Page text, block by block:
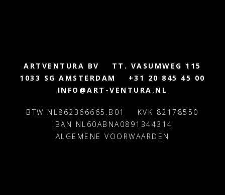
ARTVENTURA BV
TT. VASUMWEG 115
1033 SG AMSTERDAM
+31 20 845 45 00
INFO@ART-VENTURA.NL
BTW NL862366665.B01
KVK 82178550
IBAN NL60ABNA0891344314
ALGEMENE VOORWAARDEN